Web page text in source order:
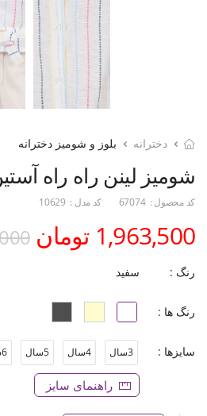
دخترانه بلوز و شومیز دخترانه
شومیز لینن راه راه
کد محصول : 67074 کد مدل : 10629
1,963,500 تومان
رنگ : سفید
رنگ ها :
سایزها : 3سال 4سال 5سال 6سال
راهنمای سایز